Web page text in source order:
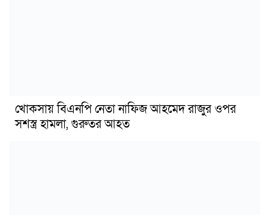
খোকসায় বিএনপি নেতা নাফিজ আহমেদ রাজুর ওপর
সশস্ত্র হামলা, গুরুতর আহত